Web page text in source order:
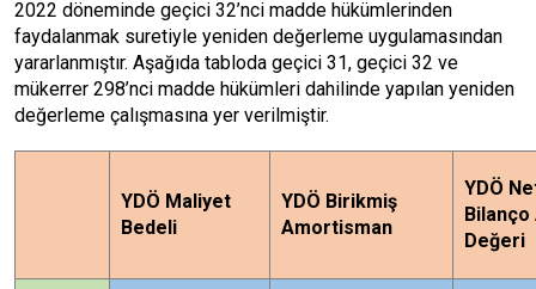
2022 döneminde geçici 32’nci madde hükümlerinden
faydalanmak suretiyle yeniden değerleme uygulamasından
yararlanmıştır. Aşağıda tabloda geçici 31, geçici 32 ve
mükerrer 298’nci madde hükümleri dahilinde yapılan yeniden
değerleme çalışmasına yer verilmiştir.
YDÖ Maliyet
Bedeli
YDÖ Birikmiş
Amortisman
YDÖ
Değeri